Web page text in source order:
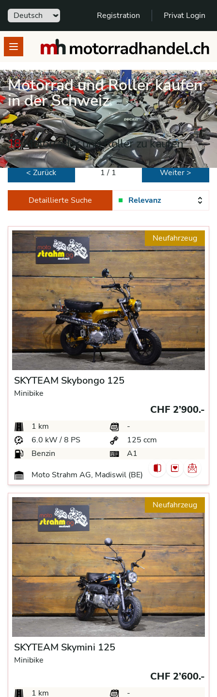
Sprache Registration Privat Login
Open menumotorradhandel.ch
Motorrad und Roller kaufen
in der Schweiz
18Motorräder und Roller zu kaufen
< Zurück 1 / 1 Weiter >
Detaillierte Suche Relevanz
Neufahrzeug
SKYTEAM Skybongo 125
Minibike
CHF 2’900.-
1 km
-
6.0 kW / 8 PS
125 ccm
Benzin
A1
Moto Strahm AG, Madiswil (BE)
Neufahrzeug
SKYTEAM Skymini 125
Minibike
CHF 2’600.-
1 km
-